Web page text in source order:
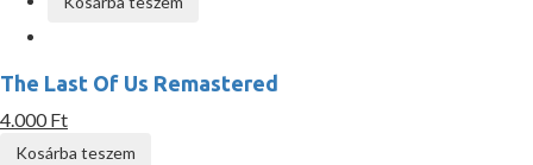
The Last Of Us Remastered
4.000 Ft
Kosárba teszem